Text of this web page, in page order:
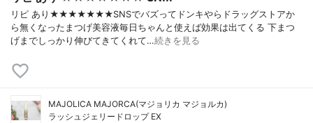
リピ あり★★★★★★★SNSでバズってドンキやらドラッグストアか
ら無くなったまつげ美容液毎日ちゃんと使えば効果は出てくる 下まつ
げまでしっかり伸びてきてくれて…続きを見る
MAJOLICA MAJORCA(マジョリカ マジョルカ)
ラッシュジェリードロップ EX